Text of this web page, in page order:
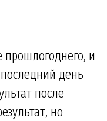
и
день
после
но